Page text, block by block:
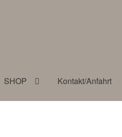
SHOP Kontakt/Anfahrt